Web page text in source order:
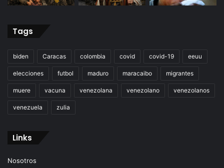
Tags
biden Caracas colombia covid covid-19 eeuu
elecciones futbol maduro maracaibo migrantes
muere vacuna venezolana venezolano venezolanos
venezuela zulia
Links
Nosotros